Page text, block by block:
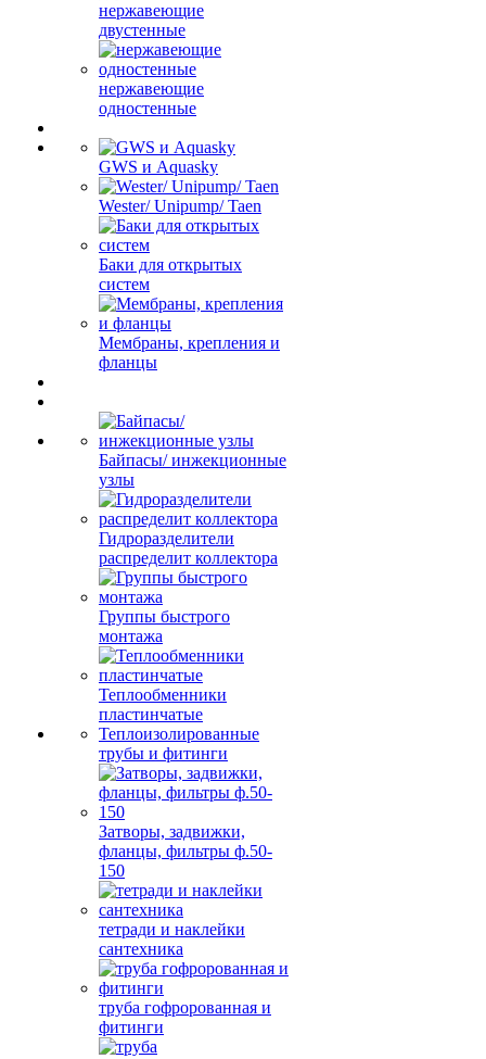
нержавеющие
двустенные
нержавеющие
одностенные
GWS и Aquasky
Wester/ Unipump/ Taen
Баки для открытых
систем
Мембраны, крепления и
фланцы
Байпасы/ инжекционные
узлы
Гидроразделители
распределит коллектора
Группы быстрого
монтажа
Теплообменники
пластинчатые
Теплоизолированные
трубы и фитинги
Затворы, задвижки,
фланцы, фильтры ф.50-
150
тетради и наклейки
сантехника
труба гофророванная и
фитинги